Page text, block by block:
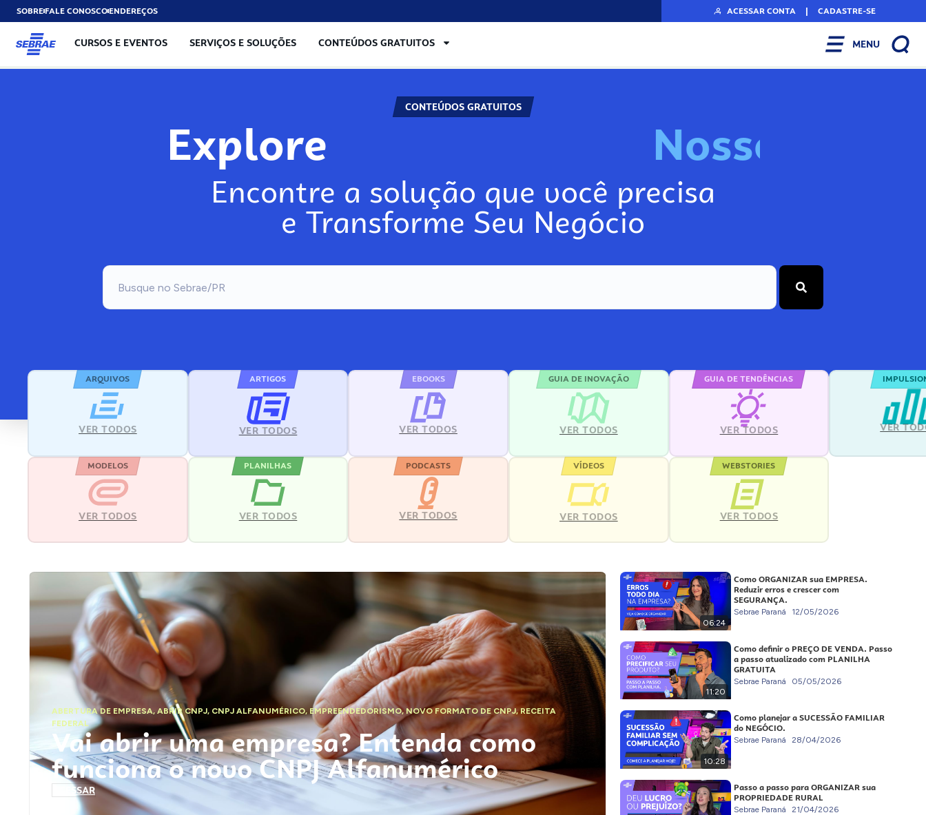
SOBREFALE CONOSCOENDEREÇOS ACESSAR CONTA | CADASTRE-SE
CURSOS E EVENTOS SERVIÇOS E SOLUÇÕES CONTEÚDOS GRATUITOS MENU
CONTEÚDOS GRATUITOS
Explore Nosso
Encontre a solução que você precisa
e Transforme Seu Negócio
ARQUIVOS
VER TODOS
ARTIGOS
VER TODOS
EBOOKS
VER TODOS
GUIA DE INOVAÇÃO
VER TODOS
GUIA DE TENDÊNCIAS
VER TODOS VER
MODELOS
VER TODOS
PLANILHAS
VER TODOS
PODCASTS
VER TODOS
VÍDEOS
VER TODOS
WEBSTORIES
VER TODOS
ABERTURA DE EMPRESA,ABRIR CNPJ, CNPJ ALFANUMÉRICO, EMPREENDEDORISMO,NOVO FORMATO DE CNPJ,RECEITA
FEDERAL
Vai abrir uma empresa? Entenda como
funciona o novo CNPJ Alfanumérico
ACESSAR
06:24
Como ORGANIZAR sua EMPRESA.
Reduzir erros e crescer com
SEGURANÇA.
Sebrae Paraná 12/05/2026
11:20
Como definir o PREÇO DE VENDA. Passo
a passo atualizado com PLANILHA
GRATUITA
Sebrae Paraná 05/05/2026
10:28
Como planejar a SUCESSÃO FAMILIAR
do NEGÓCIO.
Sebrae Paraná 28/04/2026
Passo a passo para ORGANIZAR sua
PROPRIEDADE RURAL
Sebrae Paraná 21/04/2026